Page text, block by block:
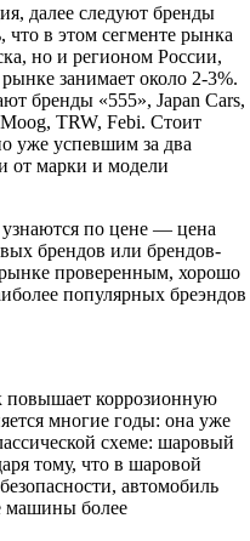
далее следуют бренды
в этом сегменте рынка
но и регионом России,
занимает около 2-3%.
бренды «555», Japan Cars,
TRW, Febi. Стоит
уже успевшим за два
от марки и модели
по цене — цена
брендов или брендов-
рынке проверенным, хорошо
популярных бреэндов
коррозионную
многие годы: она уже
схеме: шаровый
тому, что в шаровой
автомобиль
машины более